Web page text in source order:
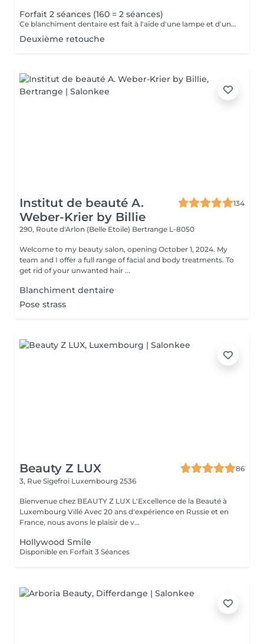
Forfait 2 séances (160 = 2 séances)
Ce blanchiment dentaire est fait à l'aide d'une lampe et d'un gel blanchissant le résultat sont 100% garantis interdit aux femmes enceintes, allaitante, diabétiques
Deuxième retouche
Institut de beauté A.
Weber-Krier by Billie
134
290, Route d'Arlon (Belle Etoile) Bertrange L-8050
Welcome to my beauty salon, opening October 1, 2024. My
team and I offer a full range of facial and body treatments. To
get rid of your unwanted hair ...
Blanchiment dentaire
Pose strass
Beauty Z LUX
86
3, Rue Sigefroi Luxembourg 2536
Bienvenue chez BEAUTY Z LUX L'Excellence de la Beauté à
Luxembourg Villé Avec 20 ans d'expérience en Russie et en
France, nous avons le plaisir de v...
Hollywood Smile
Disponible en Forfait 3 Séances